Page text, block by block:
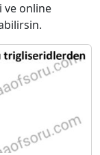
ve online